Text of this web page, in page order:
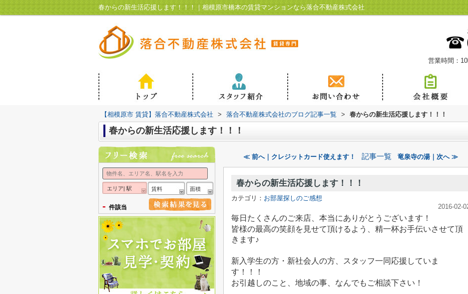
春からの新生活応援します！！！｜相模原市橋本の賃貸マンションなら落合不動産株式会社
営業時間：
【相模原市 賃貸】落合不動産株式会社 > 落合不動産株式会社のブログ記事一覧 > 春からの新生活応援します！！！
春からの新生活応援します！！！
≪ 前へ｜クレジットカード使えます！ 記事一覧 竜泉寺の湯｜次へ ≫
春からの新生活応援します！！！
カテゴリ： お部屋探しのご感想
2016-02-
毎日たくさんのご来店、本当にありがとうございます！
皆様の最高の笑顔を見せて頂けるよう、 精一杯お手伝いさせて頂
きます♪
新入学生の方・新社会人の方、スタッフ一同応援していま
す！！！
お引越しのこと、地域の事、 なんでもご相談下さい！
エリア| 駅 賃料 面積
- 件該当